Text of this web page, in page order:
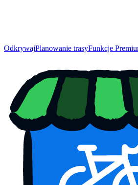
OdkrywajPlanowanie trasyFunkcje